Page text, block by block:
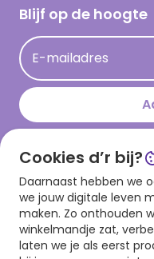
Hallmark Kaartclub
Acties
Persberichten
Hallmark en
Kaartinspiratie
Blijf op de hoogte
E-mailadres
Download onze
Cookies d’r bij?
Daarnaast hebben we
we jouw digitale leven
maken. Zo onthouden
winkelmandje zat,
laten we je als eerst